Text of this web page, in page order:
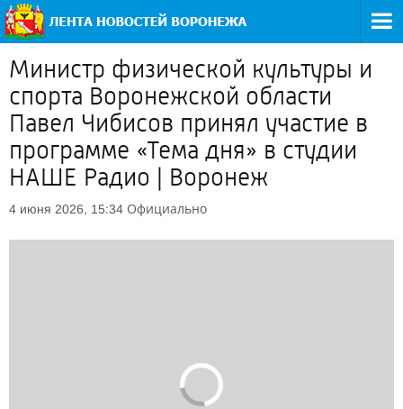
Министр физической культуры и
спорта Воронежской области
Павел Чибисов принял участие в
программе «Тема дня» в студии
НАШЕ Радио | Воронеж
4 июня 2026, 15:34 Официально